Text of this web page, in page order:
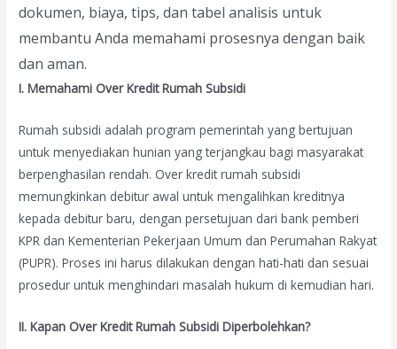
dokumen, biaya, tips, dan tabel analisis untuk
membantu Anda memahami prosesnya dengan baik
dan aman.
I. Memahami Over Kredit Rumah Subsidi
Rumah subsidi adalah program pemerintah yang bertujuan
untuk menyediakan hunian yang terjangkau bagi masyarakat
berpenghasilan rendah. Over kredit rumah subsidi
memungkinkan debitur awal untuk mengalihkan kreditnya
kepada debitur baru, dengan persetujuan dari bank pemberi
KPR dan Kementerian Pekerjaan Umum dan Perumahan Rakyat
(PUPR). Proses ini harus dilakukan dengan hati-hati dan sesuai
prosedur untuk menghindari masalah hukum di kemudian hari.
II. Kapan Over Kredit Rumah Subsidi Diperbolehkan?